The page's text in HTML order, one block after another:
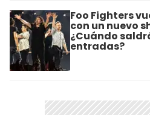
Foo Fighters
con un nuevo
¿Cuándo
entradas?